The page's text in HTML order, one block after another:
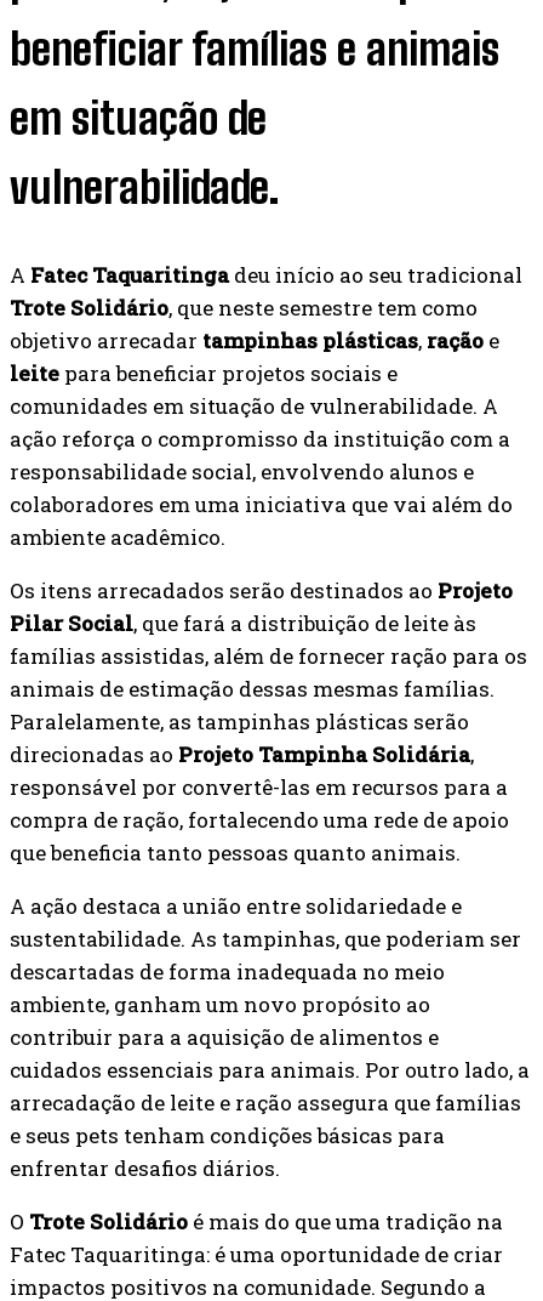
beneficiar famílias e animais
em situação de
vulnerabilidade.
A Fatec Taquaritingadeu início ao seu tradicional
Trote Solidário, que neste semestre tem como
objetivo arrecadar tampinhas plásticas, ração e
leite para beneficiar projetos sociais e
comunidades em situação de vulnerabilidade. A
ação reforça o compromisso da instituição com a
responsabilidade social, envolvendo alunos e
colaboradores em uma iniciativa que vai além do
ambiente acadêmico.
Os itens arrecadados serão destinados ao Projeto
Pilar Social, que fará a distribuição de leite às
famílias assistidas, além de fornecer ração para os
animais de estimação dessas mesmas famílias.
Paralelamente, as tampinhas plásticas serão
direcionadas ao Projeto Tampinha Solidária,
responsável por convertê-las em recursos para a
compra de ração, fortalecendo uma rede de apoio
que beneficia tanto pessoas quanto animais.
A ação destaca a união entre solidariedade e
sustentabilidade. As tampinhas, que poderiam ser
descartadas de forma inadequada no meio
ambiente, ganham um novo propósito ao
contribuir para a aquisição de alimentos e
cuidados essenciais para animais. Por outro lado, a
arrecadação de leite e ração assegura que famílias
e seus pets tenham condições básicas para
enfrentar desafios diários.
O Trote Solidário é mais do que uma tradição na
Fatec Taquaritinga: é uma oportunidade de criar
impactos positivos na comunidade. Segundo a